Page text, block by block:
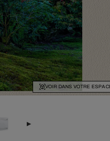
VOIR DANS VOTRE